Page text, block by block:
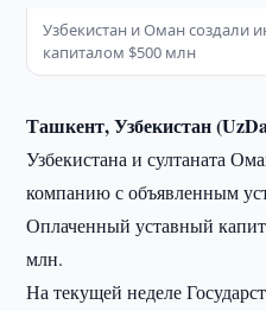
Узбекистан и Оман создали
капиталом $500 млн
Ташкент, Узбекистан
Узбекистана и султаната
компанию с объявленным
Оплаченный уставный
млн.
На текущей неделе